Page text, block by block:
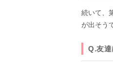
続いて、
が出そう
Q.友達